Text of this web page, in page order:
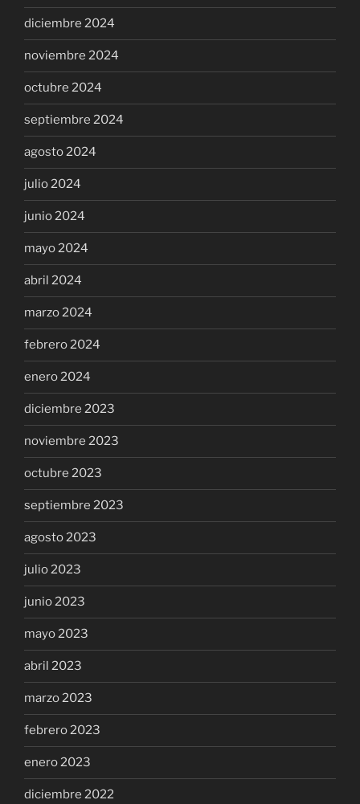
diciembre 2024
noviembre 2024
octubre 2024
septiembre 2024
agosto 2024
julio 2024
junio 2024
mayo 2024
abril 2024
marzo 2024
febrero 2024
enero 2024
diciembre 2023
noviembre 2023
octubre 2023
septiembre 2023
agosto 2023
julio 2023
junio 2023
mayo 2023
abril 2023
marzo 2023
febrero 2023
enero 2023
diciembre 2022